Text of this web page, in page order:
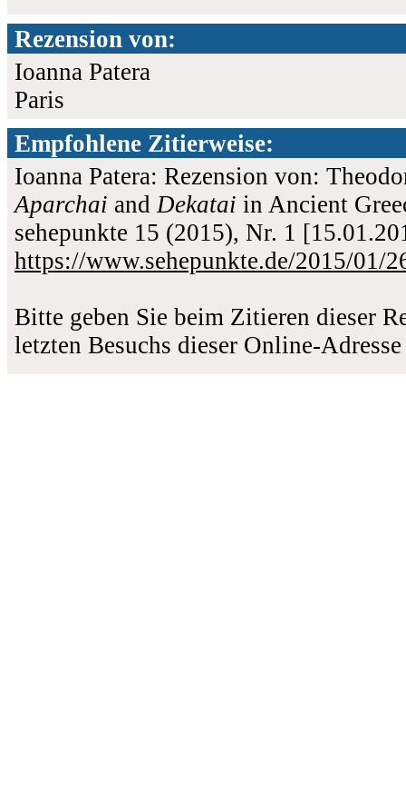
Rezension von:
Ioanna Patera
Paris
Empfohlene Zitierweise:
Ioanna Patera: Rezension von:
Aparchai and Dekatai in Ancient
sehepunkte 15 (2015), Nr. 1
https://www.sehepunkte.de/2015/01/
Bitte geben Sie beim Zitieren dieser
letzten Besuchs dieser Online-Adresse